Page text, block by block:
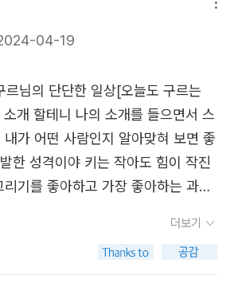
' 책 기대평 이벤트가 있어 참여했고
을 수 있었다. 1. 아이들에게 추천할
후루룩 읽었는데 첫 느낌은 '너무 쉽
할 수 있도록 쓴 책'이라는 생각이
도 읽어주고 둘째와 첫째한테까지
고 알록달록한 책 구성이 아이들이
. 학교든 어린이 집이든 '통합'이 시
이들도 장애를 가진 친구를 예전보다
이해하고 생활 속에서 만나서 함께
럽게 장애를 이해하 함께 사는 법을
면에서 구르님의 책이 딱이다. 2. 골
04-19
르님의 단단한 일상[오늘도 구르는
개 할테니 나의 소개를 들으면서 스
가 어떤 사람인지 알아맞혀 보면 좋
한 성격이야 키는 작아도 힘이 작진
기를 좋아하고 가장 좋아하는 과목
되고 싶어참, 이걸 까먹을 뻔 했어 난
성마비’라는 장애를 가지고 있거든
더보기